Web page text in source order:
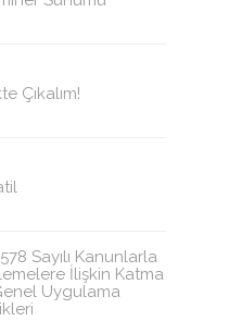
Çıkalım!
Sayılı Kanunlarla
İlişkin Katma
Uygulama